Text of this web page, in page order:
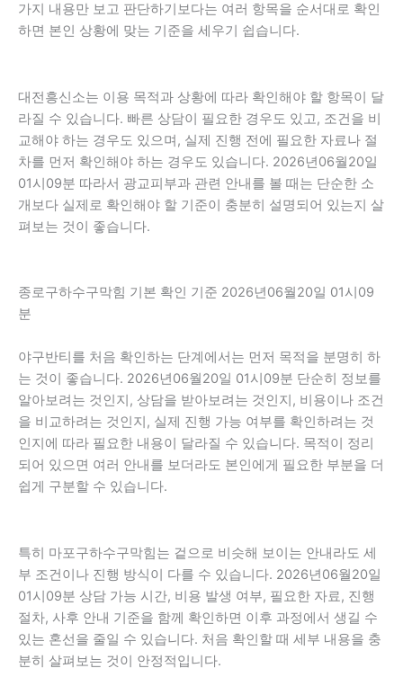
가지 내용만 보고 판단하기보다는 여러 항목을 순서대로 확인
하면 본인 상황에 맞는 기준을 세우기 쉽습니다.
대전흥신소는 이용 목적과 상황에 따라 확인해야 할 항목이 달
라질 수 있습니다. 빠른 상담이 필요한 경우도 있고, 조건을 비
교해야 하는 경우도 있으며, 실제 진행 전에 필요한 자료나 절
차를 먼저 확인해야 하는 경우도 있습니다. 2026년06월20일
01시09분 따라서 광교피부과 관련 안내를 볼 때는 단순한 소
개보다 실제로 확인해야 할 기준이 충분히 설명되어 있는지 살
펴보는 것이 좋습니다.
종로구하수구막힘 기본 확인 기준 2026년06월20일 01시09
분
야구반티를 처음 확인하는 단계에서는 먼저 목적을 분명히 하
는 것이 좋습니다. 2026년06월20일 01시09분 단순히 정보를
알아보려는 것인지, 상담을 받아보려는 것인지, 비용이나 조건
을 비교하려는 것인지, 실제 진행 가능 여부를 확인하려는 것
인지에 따라 필요한 내용이 달라질 수 있습니다. 목적이 정리
되어 있으면 여러 안내를 보더라도 본인에게 필요한 부분을 더
쉽게 구분할 수 있습니다.
특히 마포구하수구막힘는 겉으로 비슷해 보이는 안내라도 세
부 조건이나 진행 방식이 다를 수 있습니다. 2026년06월20일
01시09분 상담 가능 시간, 비용 발생 여부, 필요한 자료, 진행
절차, 사후 안내 기준을 함께 확인하면 이후 과정에서 생길 수
있는 혼선을 줄일 수 있습니다. 처음 확인할 때 세부 내용을 충
분히 살펴보는 것이 안정적입니다.